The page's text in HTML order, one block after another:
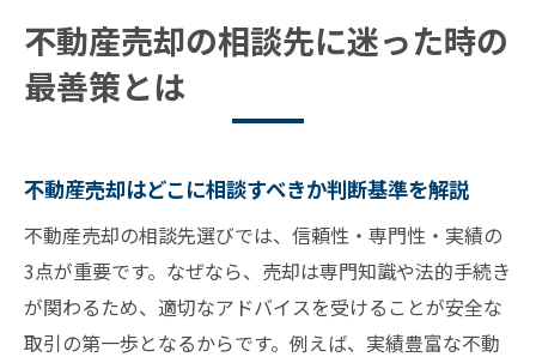
土地売却で専門家に相談するべき場面と注
意点
市役所や法務局へ不動産売却相談するメリ
信頼できる不動産売却相談先を選ぶための
視点
無料相談を上手に活用した不動産売却の進め方
不動産売却の無料相談を活用した手続きの
流れ
不動産売却の相談先に迷った時の
最善策とは
不動産売却はどこに相談すべきか判断基準を解説
不動産売却の相談先選びでは、信頼性・専門性・実績の
3点が重要です。なぜなら、売却は専門知識や法的手続き
が関わるため、適切なアドバイスを受けることが安全な
取引の第一歩となるからです。例えば、実績豊富な不動